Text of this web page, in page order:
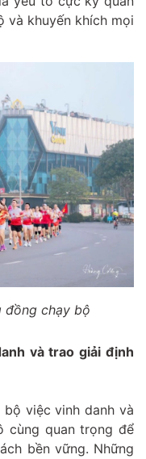
khuyến khích mọi
đồng chạy bộ
và trao giải định
việc vinh danh và
cùng quan trọng để
bền vững. Những